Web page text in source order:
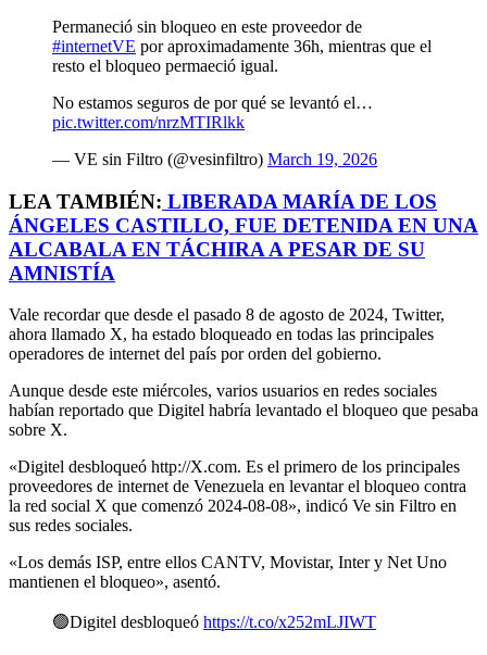
Permaneció sin bloqueo en este proveedor de
#internetVE por aproximadamente 36h, mientras que el
resto el bloqueo permaeció igual.
No estamos seguros de por qué se levantó el…
pic.twitter.com/nrzMTIRlkk
— VE sin Filtro (@vesinfiltro) March 19, 2026
LEA TAMBIÉN: LIBERADA MARÍA DE LOS
ÁNGELES CASTILLO, FUE DETENIDA EN UNA
ALCABALA EN TÁCHIRA A PESAR DE SU
AMNISTÍA
Vale recordar que desde el pasado 8 de agosto de 2024, Twitter,
ahora llamado X, ha estado bloqueado en todas las principales
operadores de internet del país por orden del gobierno.
Aunque desde este miércoles, varios usuarios en redes sociales
habían reportado que Digitel habría levantado el bloqueo que pesaba
sobre X.
«Digitel desbloqueó http://X.com. Es el primero de los principales
proveedores de internet de Venezuela en levantar el bloqueo contra
la red social X que comenzó 2024-08-08», indicó Ve sin Filtro en
sus redes sociales.
«Los demás ISP, entre ellos CANTV, Movistar, Inter y Net Uno
mantienen el bloqueo», asentó.
🟢Digitel desbloqueó https://t.co/x252mLJIWT